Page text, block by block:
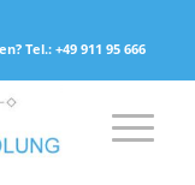
Tel.: +49 911 95 666